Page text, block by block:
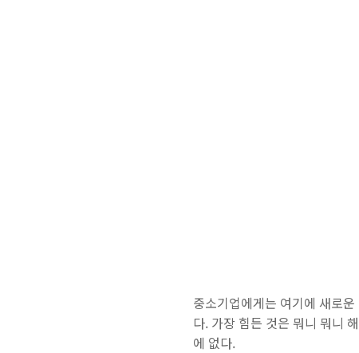
중소기업에게는 여기에 새로
다. 가장 힘든 것은 뭐니 뭐니
에 없다.